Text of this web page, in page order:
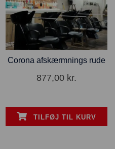
Corona afskærmnings rude
877,00 kr.
TILFØJ TIL KURV